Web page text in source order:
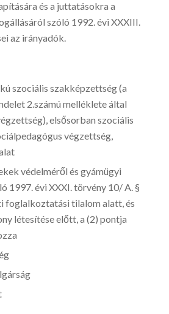
és a juttatásokra a
szóló 1992. évi XXXIII.
az irányadók.
szociális szakképzettség (a
2.számú melléklete által
elsősorban szociális
végzettség,
védelméről és gyámügyi
1997. évi XXXI. törvény 10/ A. §
foglalkoztatási tilalom alatt, és
létesítése előtt, a (2) pontja